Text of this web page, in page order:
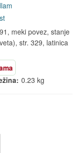
meki povez, stanje
str. 329, latinica
0.23 kg